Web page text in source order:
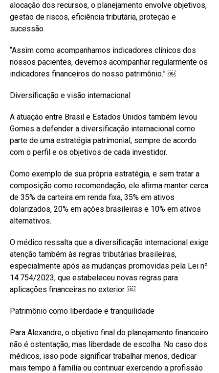
alocação dos recursos, o planejamento envolve objetivos,
gestão de riscos, eficiência tributária, proteção e
sucessão.
“Assim como acompanhamos indicadores clínicos dos
nossos pacientes, devemos acompanhar regularmente os
indicadores financeiros do nosso patrimônio.” ￼
Diversificação e visão internacional
A atuação entre Brasil e Estados Unidos também levou
Gomes a defender a diversificação internacional como
parte de uma estratégia patrimonial, sempre de acordo
com o perfil e os objetivos de cada investidor.
Como exemplo de sua própria estratégia, e sem tratar a
composição como recomendação, ele afirma manter cerca
de 35% da carteira em renda fixa, 35% em ativos
dolarizados, 20% em ações brasileiras e 10% em ativos
alternativos.
O médico ressalta que a diversificação internacional exige
atenção também às regras tributárias brasileiras,
especialmente após as mudanças promovidas pela Lei nº
14.754/2023, que estabeleceu novas regras para
aplicações financeiras no exterior. ￼
Patrimônio como liberdade e tranquilidade
Para Alexandre, o objetivo final do planejamento financeiro
não é ostentação, mas liberdade de escolha. No caso dos
médicos, isso pode significar trabalhar menos, dedicar
mais tempo à família ou continuar exercendo a profissão